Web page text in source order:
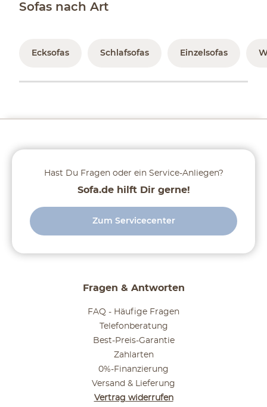
Sofas nach Art
Ecksofas Schlafsofas Einzelsofas
Fragen & Antworten
FAQ - Häufige Fragen
Telefonberatung
Best-Preis-Garantie
Zahlarten
0%-Finanzierung
Versand & Lieferung
Vertrag widerrufen
Hast Du Fragen oder ein Service-Anliegen?
Sofa.de hilft Dir gerne!
Zum Servicecenter